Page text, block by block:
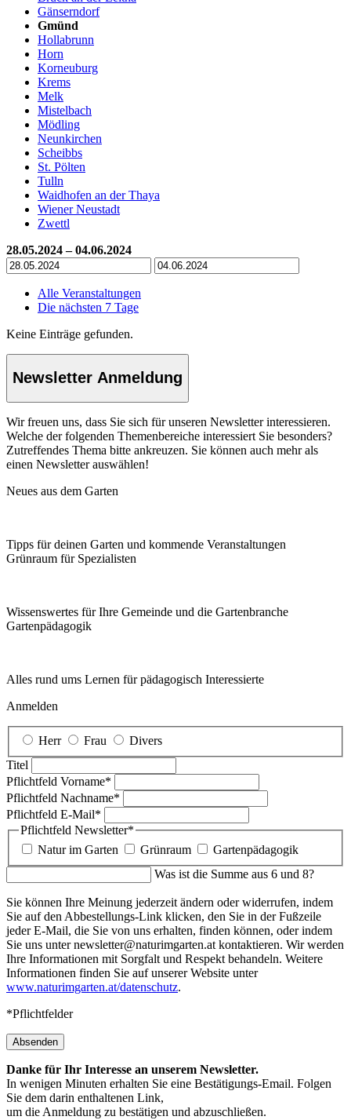
Gänserndorf
Gmünd
Hollabrunn
Horn
Korneuburg
Krems
Melk
Mistelbach
Mödling
Neunkirchen
Scheibbs
St. Pölten
Tulln
Waidhofen an der Thaya
Wiener Neustadt
Zwettl
28.05.2024 – 04.06.2024
Alle Veranstaltungen
Die nächsten 7 Tage
Keine Einträge gefunden.
Newsletter Anmeldung
Wir freuen uns, dass Sie sich für unseren Newsletter interessieren.
Welche der folgenden Themenbereiche interessiert Sie besonders?
Zutreffendes Thema bitte ankreuzen. Sie können auch mehr als
einen Newsletter auswählen!
Neues aus dem Garten
Tipps für deinen Garten und kommende Veranstaltungen
Grünraum für Spezialisten
Wissenswertes für Ihre Gemeinde und die Gartenbranche
Garten­pädagogik
Alles rund ums Lernen für pädagogisch Interessierte
Anmelden
Herr Frau
Divers
Titel
Pflichtfeld Vorname*
Pflichtfeld Nachname*
Pflichtfeld E-Mail*
Pflichtfeld Newsletter*
Natur im Garten
Grünraum
Gartenpädagogik
Was ist die Summe aus 6 und 8?
Sie können Ihre Meinung jederzeit ändern oder widerrufen, indem
Sie auf den Abbestellungs-Link klicken, den Sie in der Fußzeile
jeder E-Mail, die Sie von uns erhalten, finden können, oder indem
Sie uns unter newsletter@naturimgarten.at kontaktieren. Wir werden
Ihre Informationen mit Sorgfalt und Respekt behandeln. Weitere
Informationen finden Sie auf unserer Website unter
www.naturimgarten.at/datenschutz.
*Pflichtfelder
Absenden
Danke für Ihr Interesse an unserem Newsletter.
In wenigen Minuten erhalten Sie eine Bestätigungs-Email. Folgen
Sie dem darin enthaltenen Link,
um die Anmeldung zu bestätigen und abzuschließen.